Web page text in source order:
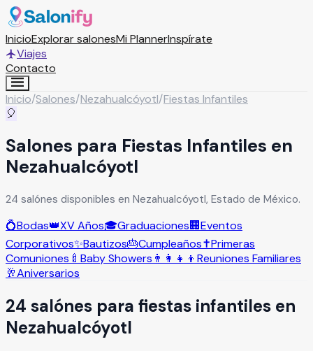
InicioExplorar salonesMi PlannerInspírate
Viajes
Contacto
Inicio/Salones/Nezahualcóyotl/Fiestas Infantiles
🎈
Salones para Fiestas Infantiles en
Nezahualcóyotl
24 salónes disponibles en Nezahualcóyotl, Estado de México.
💍Bodas👑XV Años🎓Graduaciones🏢Eventos
Corporativos✨Bautizos🎂Cumpleaños✝️Primeras
Comuniones 🍼 Baby Showers 👨‍👩‍👧‍👦 Reuniones Familiares
🥂Aniversarios
24 salónes para fiestas infantiles en
Nezahualcóyotl